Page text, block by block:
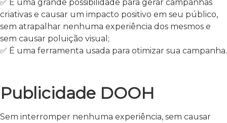
✅ É uma grande possibilidade para gerar campanhas
criativas e causar um impacto positivo em seu público,
sem atrapalhar nenhuma experiência dos mesmos e
sem causar poluição visual;
✅ É uma ferramenta usada para otimizar sua campanha.
Publicidade DOOH
Sem interromper nenhuma experiência, sem causar